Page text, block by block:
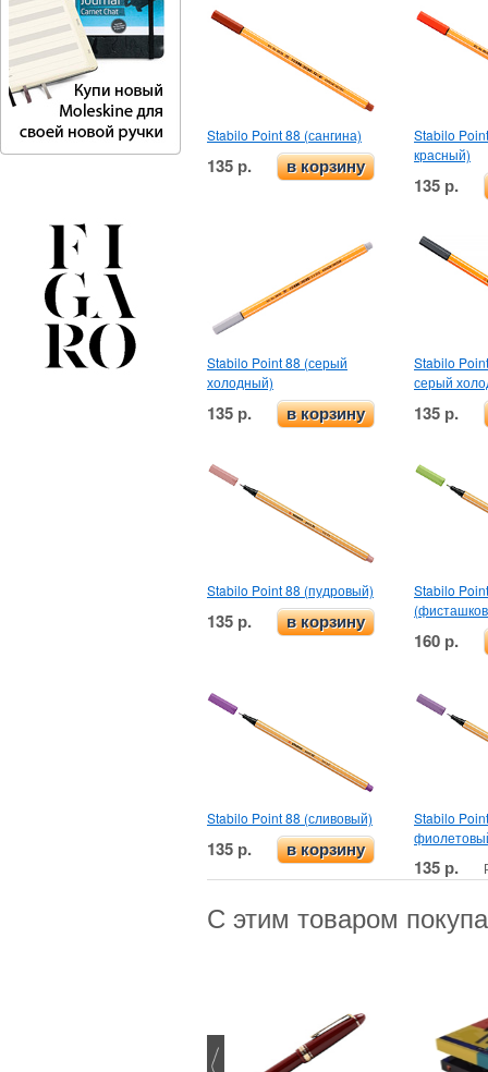
Stabilo Point 88 (сангина)
135 р. в корзину
Stabilo
красный)
135 р.
Stabilo Point 88 (серый
холодный)
135 р. в корзину
Stabilo
серый
135 р.
Stabilo Point 88 (пудровый)
135 р. в корзину
Stabilo
160 р.
Stabilo Point 88 (сливовый)
135 р. в корзину
Stabilo
135 р.
С этим товаром